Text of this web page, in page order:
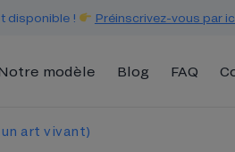
disponible ! Préinscrivez-vous par
modèle Blog FAQ
art vivant)